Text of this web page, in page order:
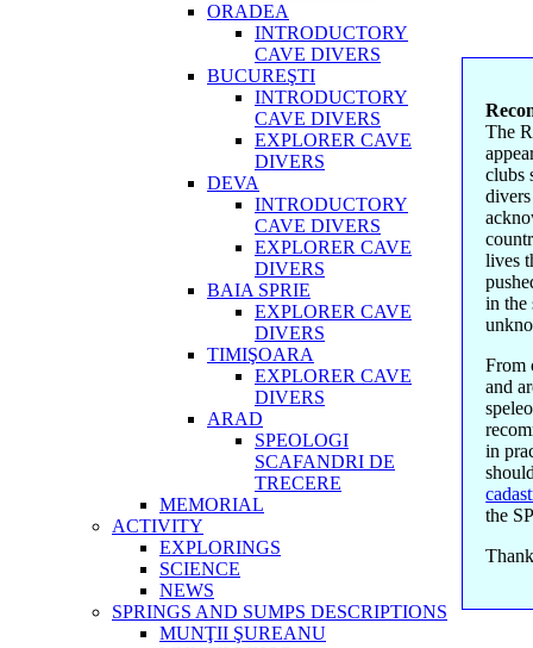
ORADEA
INTRODUCTORY
CAVE DIVERS
BUCUREŞTI
INTRODUCTORY
CAVE DIVERS
EXPLORER CAVE
DIVERS
DEVA
INTRODUCTORY
CAVE DIVERS
EXPLORER CAVE
DIVERS
BAIA SPRIE
EXPLORER CAVE
DIVERS
TIMIŞOARA
EXPLORER CAVE
DIVERS
ARAD
SPEOLOGI
SCAFANDRI DE
TRECERE
MEMORIAL
ACTIVITY
EXPLORINGS
SCIENCE
NEWS
SPRINGS AND SUMPS DESCRIPTIONS
MUNŢII ŞUREANU
The
clubs
lives
in the
From
and
in
the